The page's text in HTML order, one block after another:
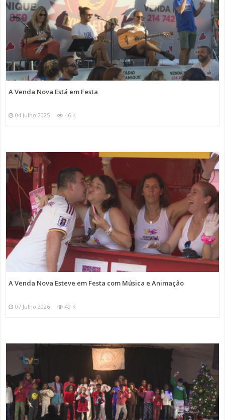
A Venda Nova Está em Festa
04 Julho 2025 46 K
A Venda Nova Esteve em Festa com Música e Animação
07 Julho 2026 49 K